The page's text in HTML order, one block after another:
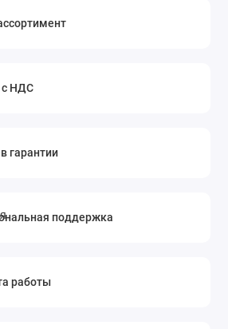
с НДС
гарантии
поддержка
работы